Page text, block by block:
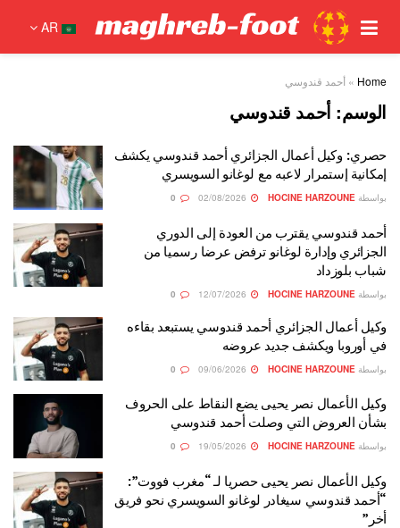
AR
Home
» أحمد قندوسي
الوسم:أحمد قندوسي
حصري: وكيل أعمال الجزائري أحمد قندوسي يكشف
إمكانية إستمرار لاعبه مع لوغانو السويسري
بواسطة HOCINE HARZOUNE
أحمد قندوسي يقترب من العودة إلى الدوري
الجزائري وإدارة لوغانو ترفض عرضا رسميا من
شباب بلوزداد
بواسطة HOCINE HARZOUNE
وكيل أعمال الجزائري أحمد قندوسي يستبعد بقاءه
في أوروبا ويكشف جديد عروضه
بواسطة HOCINE HARZOUNE
وكيل الأعمال نصر يحيى يضع النقاط على الحروف
بشأن العروض التي وصلت أحمد قندوسي
بواسطة HOCINE HARZOUNE
وكيل الأعمال نصر يحيى حصريا لـ “مغرب فووت”:
“أحمد قندوسي سيغادر لوغانو السويسري نحو فريق
أخر”